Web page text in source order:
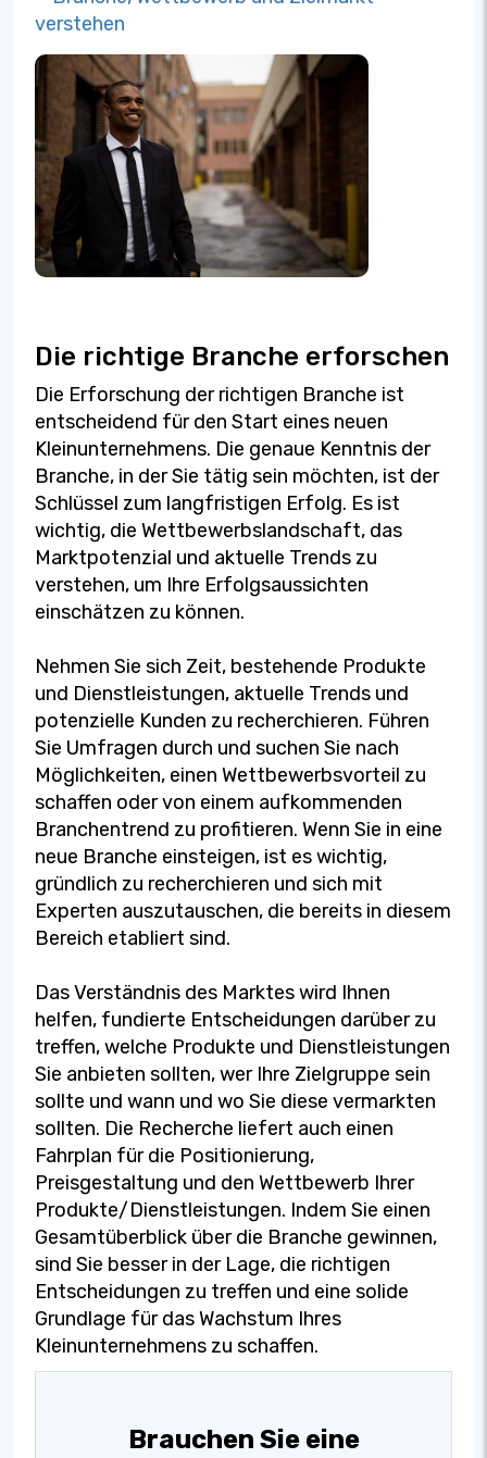
verstehen
Die richtige Branche erforschen
Die Erforschung der richtigen Branche ist
entscheidend für den Start eines neuen
Kleinunternehmens. Die genaue Kenntnis der
Branche, in der Sie tätig sein möchten, ist der
Schlüssel zum langfristigen Erfolg. Es ist
wichtig, die Wettbewerbslandschaft, das
Marktpotenzial und aktuelle Trends zu
verstehen, um Ihre Erfolgsaussichten
einschätzen zu können.
Nehmen Sie sich Zeit, bestehende Produkte
und Dienstleistungen, aktuelle Trends und
potenzielle Kunden zu recherchieren. Führen
Sie Umfragen durch und suchen Sie nach
Möglichkeiten, einen Wettbewerbsvorteil zu
schaffen oder von einem aufkommenden
Branchentrend zu profitieren. Wenn Sie in eine
neue Branche einsteigen, ist es wichtig,
gründlich zu recherchieren und sich mit
Experten auszutauschen, die bereits in diesem
Bereich etabliert sind.
Das Verständnis des Marktes wird Ihnen
helfen, fundierte Entscheidungen darüber zu
treffen, welche Produkte und Dienstleistungen
Sie anbieten sollten, wer Ihre Zielgruppe sein
sollte und wann und wo Sie diese vermarkten
sollten. Die Recherche liefert auch einen
Fahrplan für die Positionierung,
Preisgestaltung und den Wettbewerb Ihrer
Produkte/Dienstleistungen. Indem Sie einen
Gesamtüberblick über die Branche gewinnen,
sind Sie besser in der Lage, die richtigen
Entscheidungen zu treffen und eine solide
Grundlage für das Wachstum Ihres
Kleinunternehmens zu schaffen.
Brauchen Sie eine